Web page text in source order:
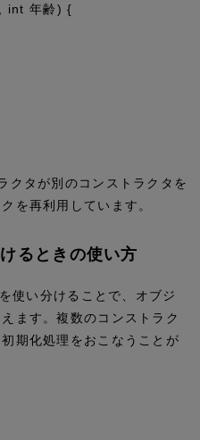
int 年齢) {
クタが別のコンストラクタを
を再利用しています。
るときの使い方
使い分けることで、オブジ
ます。複数のコンストラク
期化処理をおこなうことが